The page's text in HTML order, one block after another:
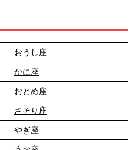
おうし座
かに座
おとめ座
さそり座
やぎ座